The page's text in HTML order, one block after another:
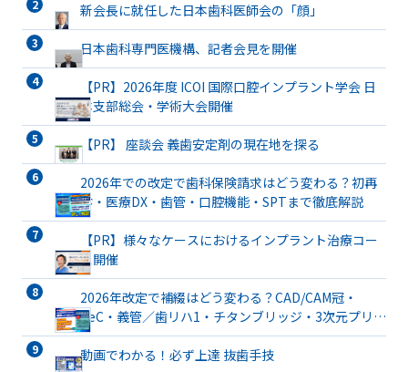
新会長に就任した日本歯科医師会の「顔」
日本歯科専門医機構、記者会見を開催
【PR】2026年度 ICOI 国際口腔インプラント学会 日
本支部総会・学術大会開催
【PR】 座談会 義歯安定剤の現在地を探る
2026年での改定で歯科保険請求はどう変わる？初再
診・医療DX・歯管・口腔機能・SPTまで徹底解説
【PR】様々なケースにおけるインプラント治療コー
ス開催
2026年改定で補綴はどう変わる？CAD/CAM冠・
TeC・義管／歯リハ1・チタンブリッジ・3次元プリン
ト有床義歯まで詳解
動画でわかる！必ず上達 抜歯手技